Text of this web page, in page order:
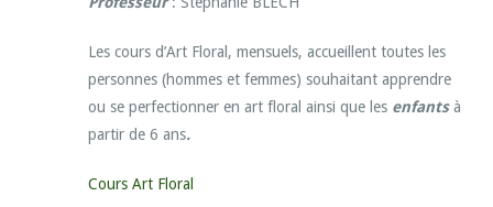
Les cours d’Art Floral, mensuels, accueillent toutes les
personnes (hommes et femmes) souhaitant apprendre
ou se perfectionner en art floral ainsi que les enfantsà
partir de 6 ans.
Cours Art Floral